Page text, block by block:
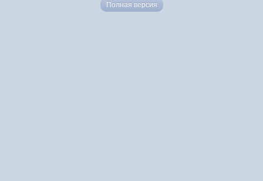
Полная версия